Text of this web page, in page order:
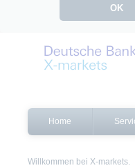
OK
Home
Willkommen bei X-markets.